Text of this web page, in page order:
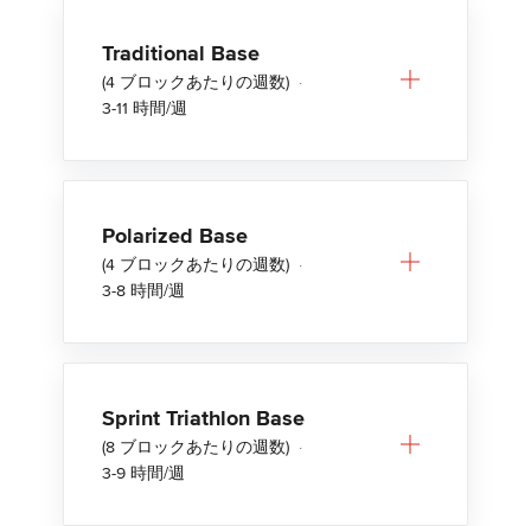
Traditional Base
(4 ブロックあたりの週数) ·
3-11 時間/週
Polarized Base
(4 ブロックあたりの週数) ·
3-8 時間/週
Sprint Triathlon Base
(8 ブロックあたりの週数) ·
3-9 時間/週